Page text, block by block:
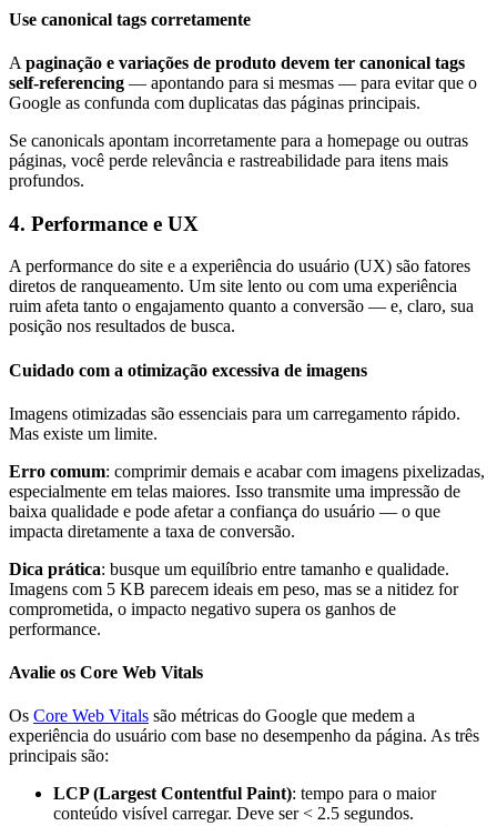
Use canonical tags corretamente
A paginação e variações de produto devem ter canonical tags
self-referencing — apontando para si mesmas — para evitar que o
Google as confunda com duplicatas das páginas principais.
Se canonicals apontam incorretamente para a homepage ou outras
páginas, você perde relevância e rastreabilidade para itens mais
profundos.
4. Performance e UX
A performance do site e a experiência do usuário (UX) são fatores
diretos de ranqueamento. Um site lento ou com uma experiência
ruim afeta tanto o engajamento quanto a conversão — e, claro, sua
posição nos resultados de busca.
Cuidado com a otimização excessiva de imagens
Imagens otimizadas são essenciais para um carregamento rápido.
Mas existe um limite.
Erro comum: comprimir demais e acabar com imagens pixelizadas,
especialmente em telas maiores. Isso transmite uma impressão de
baixa qualidade e pode afetar a confiança do usuário — o que
impacta diretamente a taxa de conversão.
Dica prática: busque um equilíbrio entre tamanho e qualidade.
Imagens com 5 KB parecem ideais em peso, mas se a nitidez for
comprometida, o impacto negativo supera os ganhos de
performance.
Avalie os Core Web Vitals
Os Core Web Vitals são métricas do Google que medem a
experiência do usuário com base no desempenho da página. As três
principais são:
LCP (Largest Contentful Paint): tempo para o maior
conteúdo visível carregar. Deve ser < 2.5 segundos.